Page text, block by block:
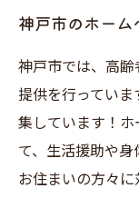
神戸市のホーム
神戸市では、高
提供を行ってい
集しています！
て、生活援助や
お住まいの方々